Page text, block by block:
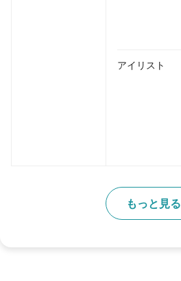
アイリスト
もっと見る